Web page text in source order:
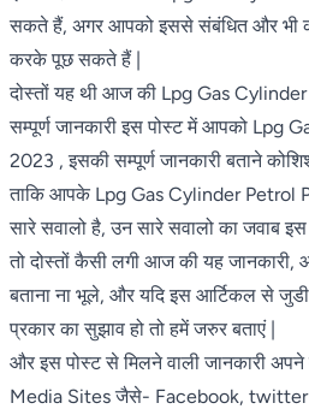
सकते हैं, अगर आपको इससे संबंधित और भी
करके पूछ सकते हैं |
दोस्तों यह थी आज की Lpg Gas
सम्पूर्ण जानकारी इस पोस्ट में आपको Lpg
2023 , इसकी सम्पूर्ण जानकारी बताने
ताकि आपके Lpg Gas Cylinder Petrol
सारे सवालो है, उन सारे सवालो का जवाब
तो दोस्तों कैसी लगी आज की यह
बताना ना भूले, और यदि इस आर्टिकल से
प्रकार का सुझाव हो तो हमें जरुर बताएं |
और इस पोस्ट से मिलने वाली जानकारी
Media Sites जैसे- Facebook, twitter